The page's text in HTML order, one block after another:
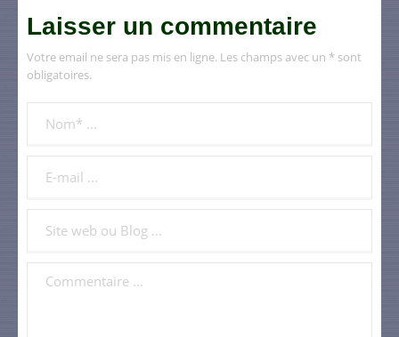
Laisser un commentaire
Votre email ne sera pas mis en ligne. Les champs avec un * sont
obligatoires.